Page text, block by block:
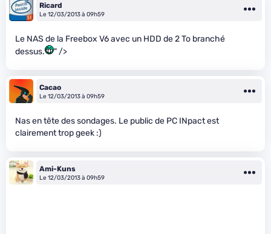
Ricard
Le 12/03/2013 à 09h59
Le NAS de la Freebox V6 avec un HDD de 2 To branché
dessus.
" />
Cacao
Le 12/03/2013 à 09h59
Nas en tête des sondages. Le public de PC INpact est
clairement trop geek :)
Ami-Kuns
Le 12/03/2013 à 09h59